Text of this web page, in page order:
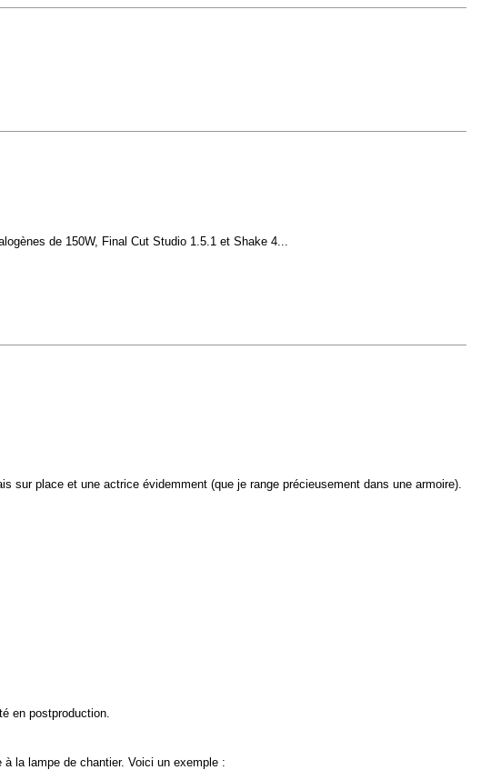
de 150W, Final Cut Studio 1.5.1 et Shake 4...
place et une actrice évidemment (que je range précieusement dans une armoire).
en postproduction.
la lampe de chantier. Voici un exemple :